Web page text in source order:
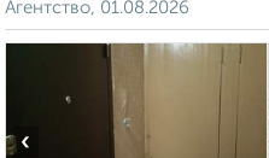
Агентство, 01.08.2026
‹